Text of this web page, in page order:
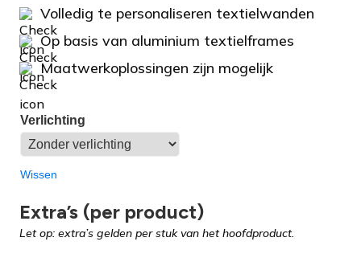
Volledig te personaliseren textielwanden
Op basis van aluminium textielframes
Maatwerkoplossingen zijn mogelijk
Verlichting
Wissen
Extra’s (per product)
Let op: extra’s gelden per stuk van het hoofdproduct.